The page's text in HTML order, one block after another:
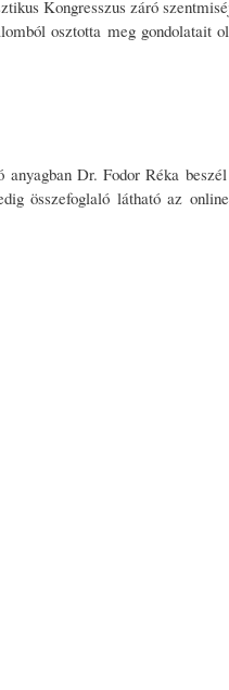
Kongresszus záró
osztotta meg gondolatait
Dr. Fodor Réka
összefoglaló látható az